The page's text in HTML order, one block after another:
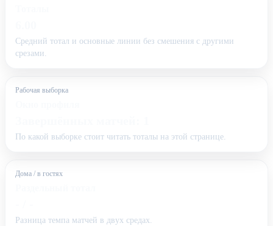
Средний тотал и основные линии без смешения с другими
срезами.
Рабочая выборка
По какой выборке стоит читать тоталы на этой странице.
Дома / в гостях
Разница темпа матчей в двух средах.